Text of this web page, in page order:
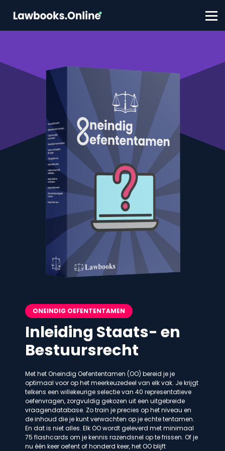
FAQ
Contact
ONEINDIG OEFENTENTAMEN
Inleiding Staats- en
Bestuursrecht
Met het Oneindig Oefententamen (OO) bereid je je
optimaal voor op het meerkeuzedeel van elk vak. Je krijgt
telkens een willekeurige selectie van 40 representatieve
oefenvragen, zorgvuldig gekozen uit een uitgebreide
vraagendatabase. Zo train je precies op het niveau en
de inhoud die je kunt verwachten op je echte tentamen.
En dat is niet alles. Elk OO wordt geleverd met minimaal
75 flashcards om je kennis razendsnel op te frissen. Of je
nu één keer oefent of honderd keer, het OO blijft